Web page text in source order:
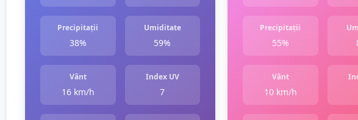
Precipitații
38%
Umiditate
59%
Vânt
16 km/h
Index UV
7
Precipitații
55%
Vânt
10 km/h